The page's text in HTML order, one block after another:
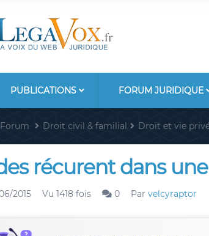
PUBLICATIONS FORUM JURIDIQUE
Forum Droit civil & familial Droit et vie
récurent dans
2015 Vu 1418 fois 0 Par velcyraptor